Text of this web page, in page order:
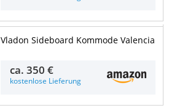
Vladon Sideboard Kommode Valencia
ca.350 €
kostenlose Lieferung